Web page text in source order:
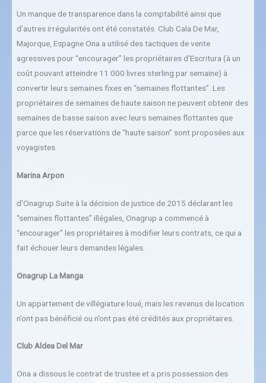
Un manque de transparence dans la comptabilité ainsi que
d’autres irrégularités ont été constatés. Club Cala De Mar,
Majorque, Espagne Ona a utilisé des tactiques de vente
agressives pour “encourager” les propriétaires d’Escritura (à un
coût pouvant atteindre 11 000 livres sterling par semaine) à
convertir leurs semaines fixes en “semaines flottantes”. Les
propriétaires de semaines de haute saison ne peuvent obtenir des
semaines de basse saison avec leurs semaines flottantes que
parce que les réservations de “haute saison” sont proposées aux
voyagistes.
Marina Arpon
d’Onagrup Suite à la décision de justice de 2015 déclarant les
“semaines flottantes” illégales, Onagrup a commencé à
“encourager” les propriétaires à modifier leurs contrats, ce qui a
fait échouer leurs demandes légales.
Onagrup La Manga
Un appartement de villégiature loué, mais les revenus de location
n’ont pas bénéficié ou n’ont pas été crédités aux propriétaires.
Club Aldea Del Mar
Ona a dissous le contrat de trustee et a pris possession des